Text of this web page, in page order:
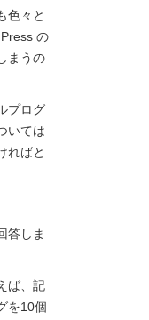
色々と
の
まうの
プログ
いては
ればと
答しま
ば、記
を10個